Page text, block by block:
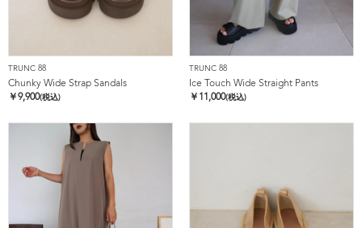
TRUNC 88
Chunky Wide Strap Sandals
￥9,900(税込)
TRUNC 88
Ice Touch Wide Straight Pants
￥ 11,000(税込)